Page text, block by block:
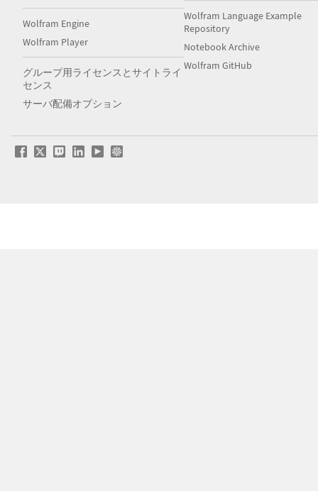
Wolfram Engine
Wolfram Player
グループ用ライセンスとサイトライ
センス
サーバ配備オプション
Wolfram Language Example
Repository
Notebook Archive
Wolfram GitHub